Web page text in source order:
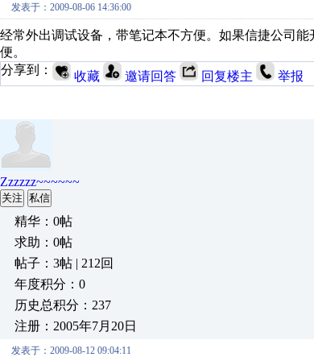
发表于：2009-08-06 14:36:00
经常外出调试设备，带笔记本不方便。如果信捷公司
便。
分享到：
收藏 邀请回答 回复楼主 举报
Zzzzzz~~~~~~
关注 私信
精华：0帖
求助：0帖
帖子：3帖 | 212回
年度积分：0
历史总积分：237
注册：2005年7月20日
发表于：2009-08-12 09:04:11